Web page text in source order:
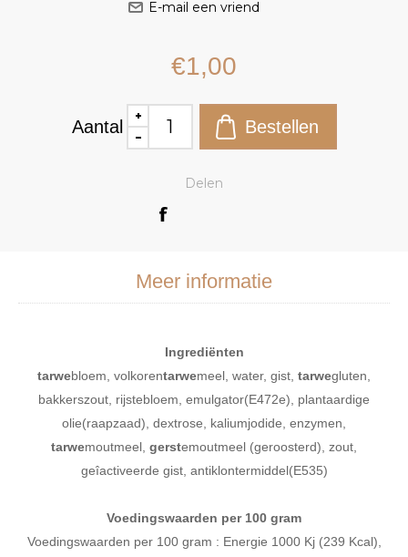
€1,00
Aantal
Delen
Meer informatie
Ingrediënten
tarwebloem, volkorentarwemeel, water, gist, tarwegluten,
bakkerszout, rijstebloem, emulgator(E472e), plantaardige
olie(raapzaad), dextrose, kaliumjodide, enzymen,
tarwemoutmeel, gerstemoutmeel (geroosterd), zout,
geîactiveerde gist, antiklontermiddel(E535)
Voedingswaarden per 100 gram
Voedingswaarden per 100 gram : Energie 1000 Kj (239 Kcal),